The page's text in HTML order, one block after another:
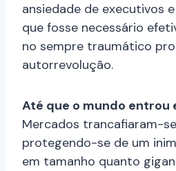
ansiedade de executivos
que fosse necessário
no sempre traumático
autorrevolução.
Até que o mundo entrou
Mercados trancafiaram-
protegendo-se de um
em tamanho quanto